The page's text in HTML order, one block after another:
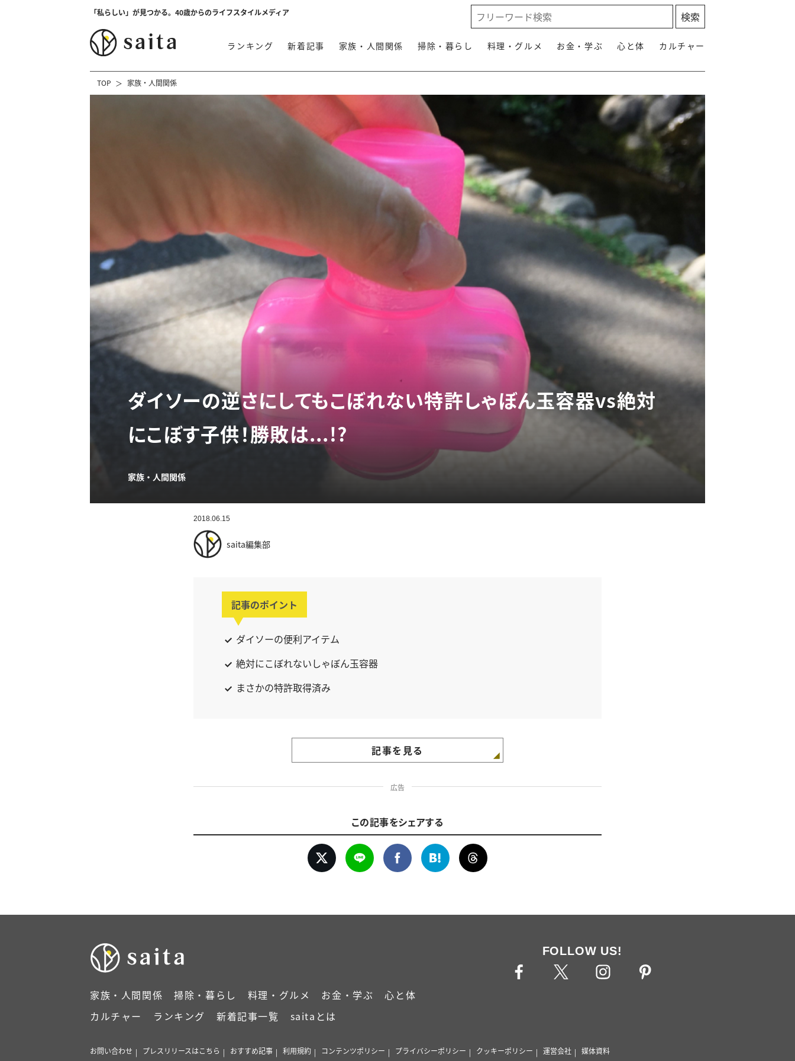
「私らしい」が見つかる。40歳からのライフスタイルメディア
ランキング 新着記事 家族・人間関係 掃除・暮らし 料理・グルメ お金・学ぶ 心と体 カルチャー
TOP 家族・人間関係
ダイソーの逆さにしてもこぼれない特許しゃぼん玉容器vs絶対
にこぼす子供！勝敗は...!?
家族・人間関係
2018.06.15
saita編集部
記事のポイント
ダイソーの便利アイテム
絶対にこぼれないしゃぼん玉容器
まさかの特許取得済み
記事を見る
広告
この記事をシェアする
家族・人間関係 掃除・暮らし 料理・グルメ お金・学ぶ
心と体
カルチャー
ランキング 新着記事一覧 saitaとは
FOLLOW US!
お問い合わせ プレスリリースはこちら おすすめ記事 利用規約 コンテンツポリシー プライバシーポリシー クッキーポリシー 運営会社 媒体資料